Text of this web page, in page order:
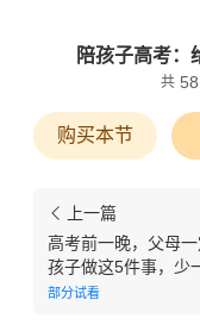
陪孩子高考：
共 58
购买本节
上一篇
高考前一晚，父母
孩子做这5件事，少
影响状态
部分试看